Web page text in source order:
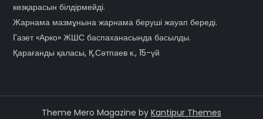
көзқарасын білдірмейді.
Жарнама мазмұнына жарнама беруші жауап береді.
Газет «Арко» ЖШС баспаханасында басылды.
Қарағанды қаласы, Қ.Сәтпаев к., 15-үй
Theme Mero Magazine by Kantipur Themes